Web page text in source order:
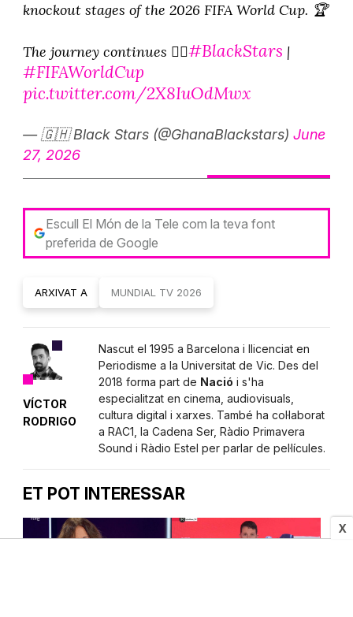
X
knockout stages of the 2026 FIFA World Cup. 🏆
The journey continues ✊🏾#BlackStars |
#FIFAWorldCup
pic.twitter.com/2X8IuOdMwx
— 🇬🇭 Black Stars (@GhanaBlackstars) June
27, 2026
Escull El Món de la Tele com la teva font
preferida de Google
ARXIVAT A MUNDIAL TV 2026
VÍCTOR
RODRIGO
Nascut el 1995 a Barcelona i llicenciat en
Periodisme a la Universitat de Vic. Des del
2018 forma part de Nació i s'ha
especialitzat en cinema, audiovisuals,
cultura digital i xarxes. També ha col·laborat
a RAC1, la Cadena Ser, Ràdio Primavera
Sound i Ràdio Estel per parlar de pel·lícules.
ET POT INTERESSAR